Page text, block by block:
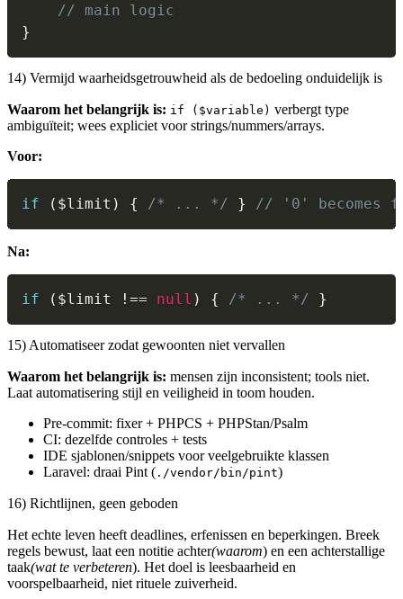
// main logic
}
14) Vermijd waarheidsgetrouwheid als de bedoeling onduidelijk is
Waarom het belangrijk is: if ($variable) verbergt type
ambiguïteit; wees expliciet voor strings/nummers/arrays.
Voor:
if ( $limit ) { /* ... */ } // '0' becomes
Na:
if ( $limit !== null ) { /* ... */ }
15) Automatiseer zodat gewoonten niet vervallen
Waarom het belangrijk is: mensen zijn inconsistent; tools niet.
Laat automatisering stijl en veiligheid in toom houden.
Pre-commit: fixer + PHPCS + PHPStan/Psalm
CI: dezelfde controles + tests
IDE sjablonen/snippets voor veelgebruikte klassen
Laravel: draai Pint ( ./vendor/bin/pint)
16) Richtlijnen, geen geboden
Het echte leven heeft deadlines, erfenissen en beperkingen. Breek
regels bewust, laat een notitie achter(waarom) en een achterstallige
taak(wat te verbeteren). Het doel is leesbaarheid en
voorspelbaarheid, niet rituele zuiverheid.